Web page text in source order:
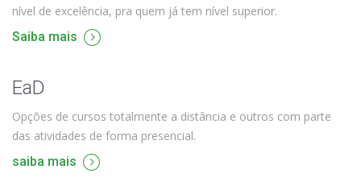
nível de excelência, pra quem já tem nível superior.
Saiba mais
EaD
Opções de cursos totalmente a distância e outros com parte
das atividades de forma presencial.
saiba mais